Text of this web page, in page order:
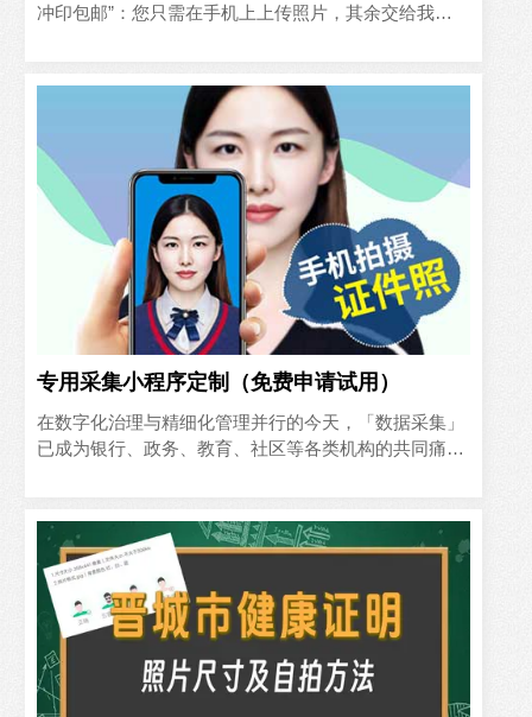
冲印包邮”：您只需在手机上上传照片，其余交给我们
专用采集小程序定制（免费申请试用）
在数字化治理与精细化管理并行的今天，「数据采集」
已成为银行、政务、教育、社区等各类机构的共同痛